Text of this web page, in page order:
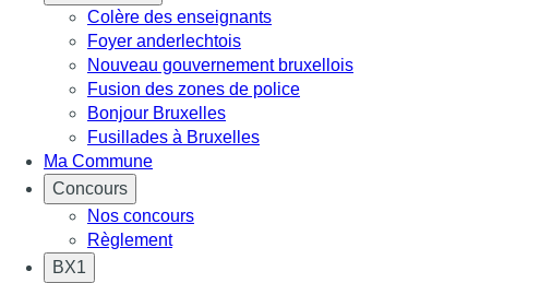
Colère des enseignants
Foyer anderlechtois
Nouveau gouvernement bruxellois
Fusion des zones de police
Bonjour Bruxelles
Fusillades à Bruxelles
Ma Commune
Concours
Nos concours
Règlement
BX1